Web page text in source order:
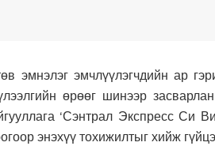
эмнэлэг эмчлүүлэгчдийн ар
өрөөг шинээр
‘Сэнтрал Экспресс Си
энэхүү тохижилтыг хийж